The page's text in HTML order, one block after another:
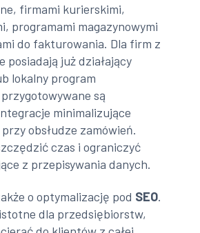
firmami kurierskimi,
programami magazynowymi
do fakturowania. Dla firm z
posiadają już działający
lokalny program
są
minimalizujące
obsłudze zamówień.
czas i ograniczyć
z przepisywania danych.
o optymalizację pod SEO.
dla przedsiębiorstw,